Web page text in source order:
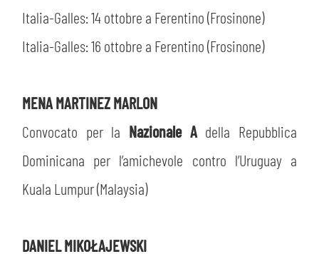
Italia-Galles: 14 ottobre a Ferentino (Frosinone)
Italia-Galles: 16 ottobre a Ferentino (Frosinone)
MENA MARTINEZ MARLON
Convocato per la Nazionale Adella Repubblica
Dominicana per l’amichevole contro l’Uruguay a
Kuala Lumpur (Malaysia)
DANIEL MIKOŁAJEWSKI